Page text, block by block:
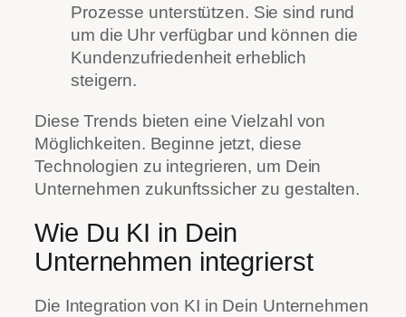
Prozesse unterstützen. Sie sind rund
um die Uhr verfügbar und können die
Kundenzufriedenheit erheblich
steigern.
Diese Trends bieten eine Vielzahl von
Möglichkeiten. Beginne jetzt, diese
Technologien zu integrieren, um Dein
Unternehmen zukunftssicher zu gestalten.
Wie Du KI in Dein
Unternehmen integrierst
Die Integration von KI in Dein Unternehmen